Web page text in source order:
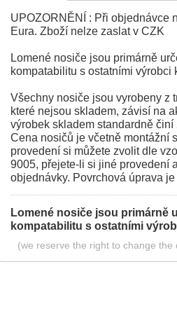
UPOZORNĚNÍ : Při objednávce
Eura. Zboží nelze zaslat v CZK
Lomené nosiče jsou primárně
kompatabilitu s ostatními výrobci
Všechny nosiče jsou vyrobeny z
které nejsou skladem, závisí na
výrobek skladem standardně
Cena nosičů je včetně montážní
provedení si můžete zvolit dle
9005, přejete-li si jiné provedení
objednávky. Povrchová úprava
Lomené nosiče jsou primárně
kompatabilitu s ostatními
(we reserve the right to change